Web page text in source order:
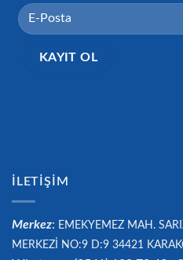
İLETIŞIM
Merkez: EMEKYEMEZ MAH.
MERKEZİ NO:9 D:9 34421